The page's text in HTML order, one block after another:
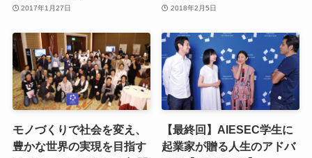
2017年1月27日 2018年2月5日
モノづくりで社会を変え、
豊かな世界の実現を目指す
【最終回】AIESEC学生に
起業家が贈る人生のアドバ